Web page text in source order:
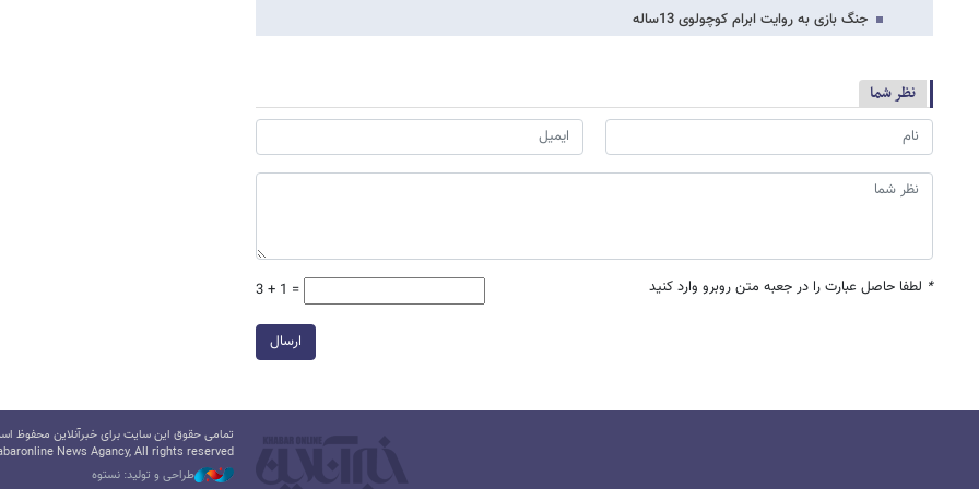
جنگ بازی به روایت ابرام کوچولوی 13ساله
نظر شما
* لطفا حاصل عبارت را در جعبه متن روبرو وارد کنید 3 + 1 =
ارسال
تمامی حقوق این سایت برای خبرآنلاین محفوظ
News Agancy, All rights reserved
طراحی و تولید: نستوه